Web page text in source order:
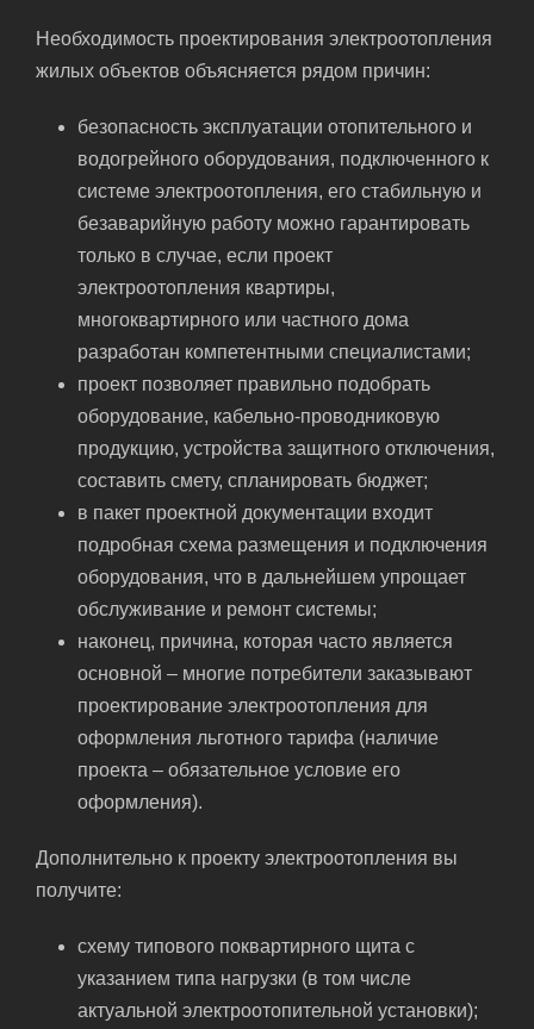
Необходимость проектирования электроотопления
жилых объектов объясняется рядом причин:
безопасность эксплуатации отопительного и
водогрейного оборудования, подключенного к
системе электроотопления, его стабильную и
безаварийную работу можно гарантировать
только в случае, если проект
электроотопления квартиры,
многоквартирного или частного дома
разработан компетентными специалистами;
проект позволяет правильно подобрать
оборудование, кабельно-проводниковую
продукцию, устройства защитного отключения,
составить смету, спланировать бюджет;
в пакет проектной документации входит
подробная схема размещения и подключения
оборудования, что в дальнейшем упрощает
обслуживание и ремонт системы;
наконец, причина, которая часто является
основной – многие потребители заказывают
проектирование электроотопления для
оформления льготного тарифа (наличие
проекта – обязательное условие его
оформления).
Дополнительно к проекту электроотопления вы
получите:
схему типового поквартирного щита с
указанием типа нагрузки (в том числе
актуальной электроотопительной установки);